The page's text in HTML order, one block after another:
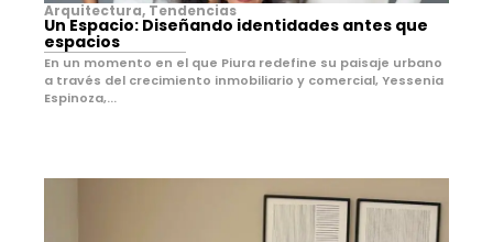
Arquitectura, Tendencias
Un Espacio: Diseñando identidades antes que
espacios
En un momento en el que Piura redefine su paisaje urbano
a través del crecimiento inmobiliario y comercial, Yessenia
Espinoza,...